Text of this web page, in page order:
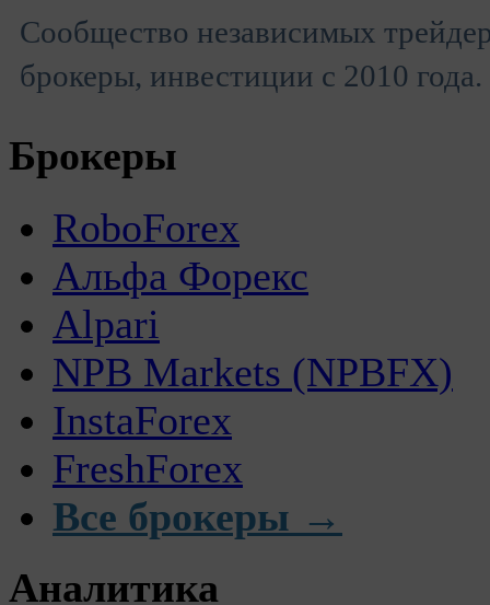
Сообщество независимых
брокеры, инвестиции с 2010 года.
Брокеры
RoboForex
Альфа Форекс
Alpari
NPB Markets (NPBFX)
InstaForex
FreshForex
Все брокеры →
Аналитика